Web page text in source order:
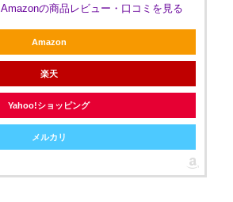
Amazonの商品レビュー・口コミを見る
Amazon
楽天
Yahoo!ショッピング
メルカリ